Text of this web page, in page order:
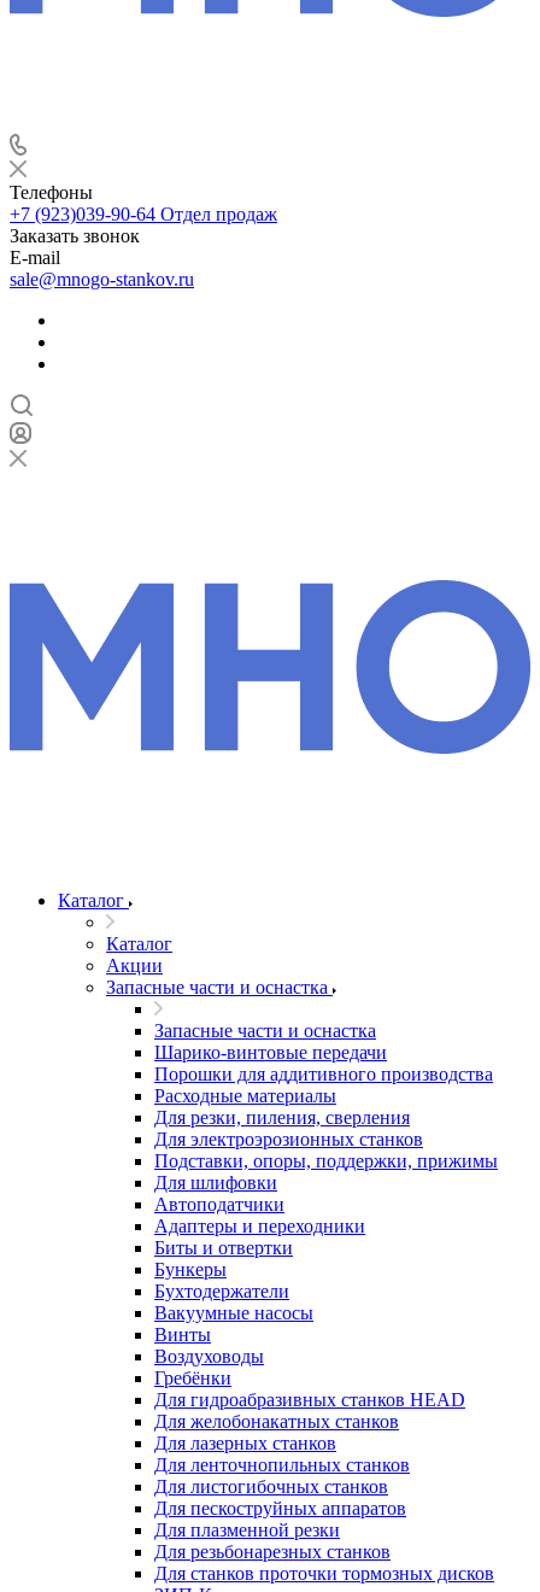
Телефоны
+7 (923)039-90-64 Отдел продаж
Заказать звонок
E-mail
sale@mnogo-stankov.ru
Каталог
Каталог
Акции
Запасные части и оснастка
Запасные части и оснастка
Шарико-винтовые передачи
Порошки для аддитивного производства
Расходные материалы
Для резки, пиления, сверления
Для электроэрозионных станков
Подставки, опоры, поддержки, прижимы
Для шлифовки
Автоподатчики
Адаптеры и переходники
Биты и отвертки
Бункеры
Бухтодержатели
Вакуумные насосы
Винты
Воздуховоды
Гребёнки
Для гидроабразивных станков HEAD
Для желобонакатных станков
Для лазерных станков
Для ленточнопильных станков
Для листогибочных станков
Для пескоструйных аппаратов
Для плазменной резки
Для резьбонарезных станков
Для станков проточки тормозных дисков